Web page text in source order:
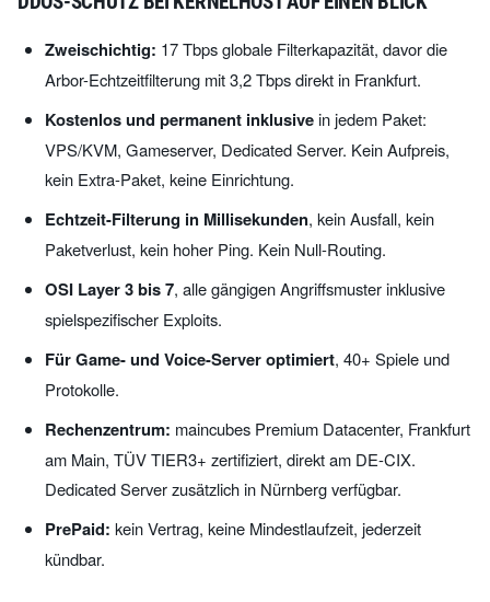
Zweischichtig: 17 Tbps globale Filterkapazität, davor die
Arbor-Echtzeitfilterung mit 3,2 Tbps direkt in Frankfurt.
Kostenlos und permanent inklusivein jedem Paket:
VPS/KVM, Gameserver, Dedicated Server. Kein Aufpreis,
kein Extra-Paket, keine Einrichtung.
Echtzeit-Filterung in Millisekunden, kein Ausfall, kein
Paketverlust, kein hoher Ping. Kein Null-Routing.
OSI Layer 3 bis 7, alle gängigen Angriffsmuster inklusive
spielspezifischer Exploits.
Für Game- und Voice-Server optimiert, 40+ Spiele und
Protokolle.
Rechenzentrum: maincubes Premium Datacenter, Frankfurt
am Main, TÜV TIER3+ zertifiziert, direkt am DE-CIX.
Dedicated Server zusätzlich in Nürnberg verfügbar.
PrePaid: kein Vertrag, keine Mindestlaufzeit, jederzeit
kündbar.